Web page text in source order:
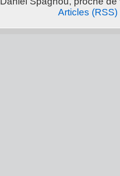
Articles (RSS)